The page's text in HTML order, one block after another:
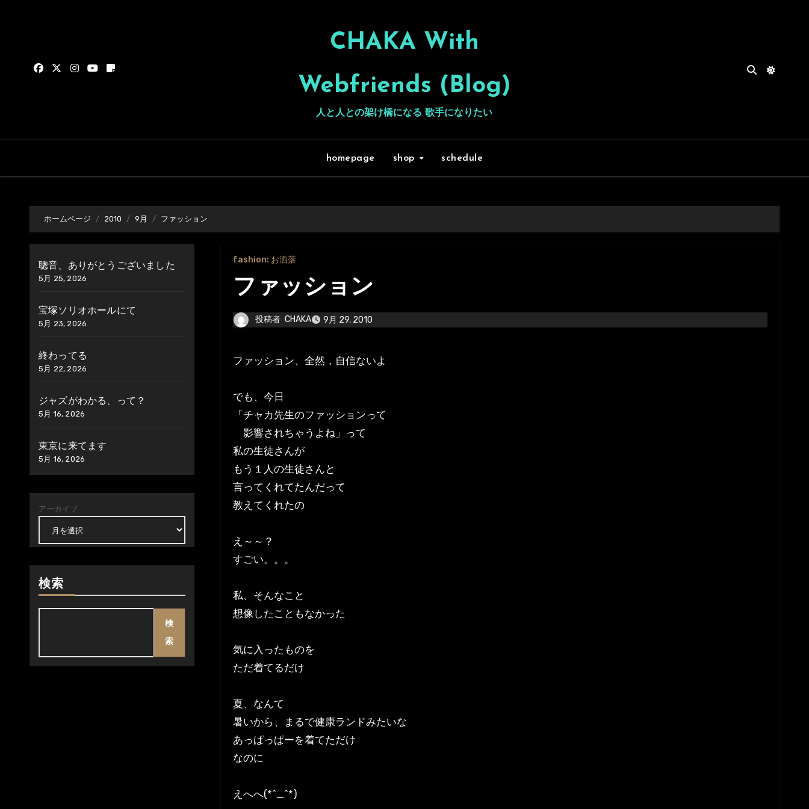
CHAKA With
Webfriends (Blog)
人と人との架け橋になる 歌手になりたい
homepage shop schedule
ホームページ 2010 9月 ファッション
聰音、ありがとうございました
5月 25, 2026
宝塚ソリオホールにて
5月 23, 2026
終わってる
5月 22, 2026
ジャズがわかる、って？
5月 16, 2026
東京に来てます
5月 16, 2026
アーカイブ
検索
検
索
fashion: お洒落
ファッション
投稿者 CHAKA 9月 29, 2010
ファッション、全然，自信ないよ
でも、今日
「チャカ先生のファッションって
影響されちゃうよね」って
私の生徒さんが
もう１人の生徒さんと
言ってくれてたんだって
教えてくれたの
え～～？
すごい。。。
私、そんなこと
想像したこともなかった
気に入ったものを
ただ着てるだけ
夏、なんて
暑いから、まるで健康ランドみたいな
あっぱっぱーを着てただけ
なのに
えへへ(*^_^*)